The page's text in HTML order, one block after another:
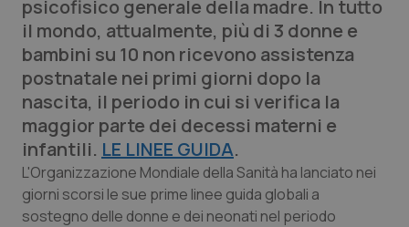
Basilicata
Calabria
Campania
Emilia-Romagna
Friuli Venezia Giulia
Artrite & artrosi
Asma & BPCO
Car-T
Colesterolo & coronaropatie
Dermatite Atopica
QS Club Newsletter
psicofisico generale della madre. In tutto
il mondo, attualmente, più di 3 donne e
bambini su 10 non ricevono assistenza
postnatale nei primi giorni dopo la
nascita, il periodo in cui si verifica la
maggior parte dei decessi materni e
infantili. LE LINEE GUIDA.
L'Organizzazione Mondiale della Sanità ha lanciato nei
giorni scorsi le sue prime linee guida globali a
sostegno delle donne e dei neonati nel periodo